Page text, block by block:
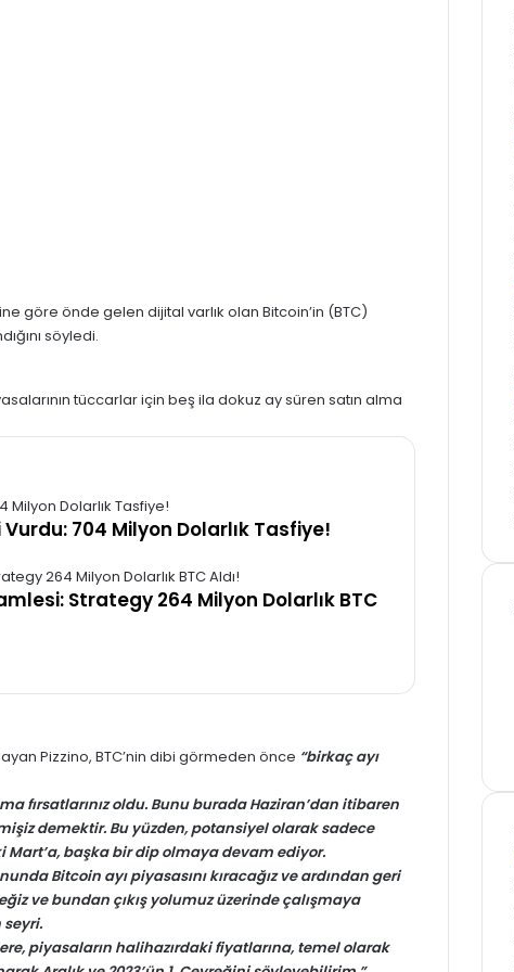
göre önde gelen dijital varlık olan Bitcoin’in (BTC)
söyledi.
tüccarlar için beş ila dokuz ay süren satın alma
704 Milyon Dolarlık Tasfiye!
Strategy 264 Milyon Dolarlık BTC
Pizzino, BTC’nin dibi görmeden önce “birkaç ayı
fırsatlarınız oldu. Bunu burada Haziran’dan itibaren
demektir. Bu yüzden, potansiyel olarak sadece
başka bir dip olmaya devam ediyor.
Bitcoin ayı piyasasını kıracağız ve ardından geri
ve bundan çıkış yolumuz üzerinde çalışmaya
seyri.
piyasaların halihazırdaki fiyatlarına, temel olarak